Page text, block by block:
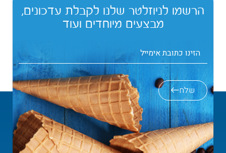
הרשמו לניוזלטר שלנו לקבלת עדכונים,
מבצעים מיוחדים ועוד
שלח